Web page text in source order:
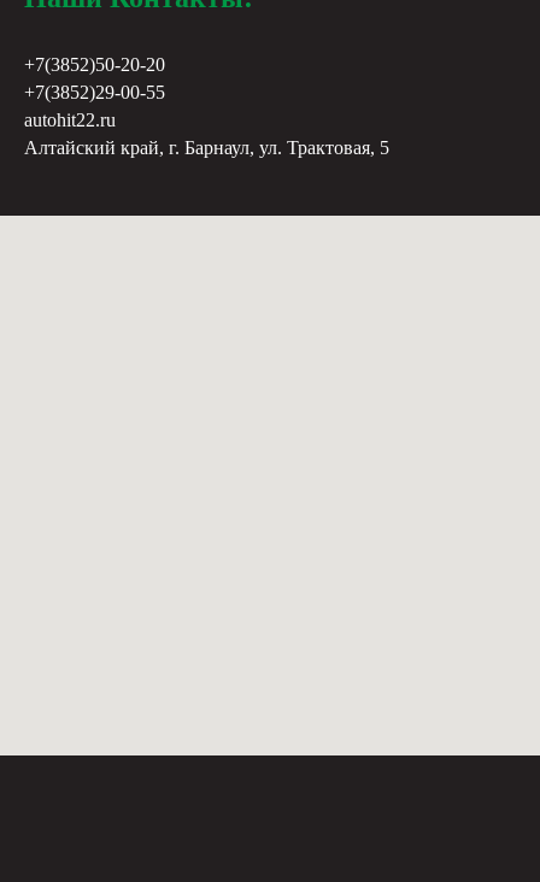
+7(3852)50-20-20
+7(3852)29-00-55
autohit22.ru
Алтайский край, г. Барнаул, ул. Трактовая, 5